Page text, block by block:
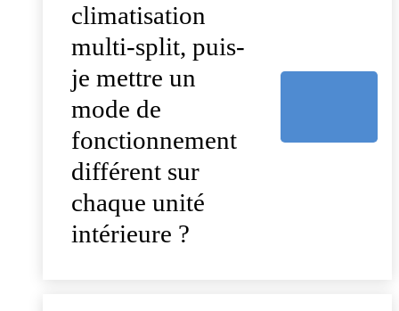
climatisation
multi-split, puis-
je mettre un
mode de
fonctionnement
différent sur
chaque unité
intérieure ?